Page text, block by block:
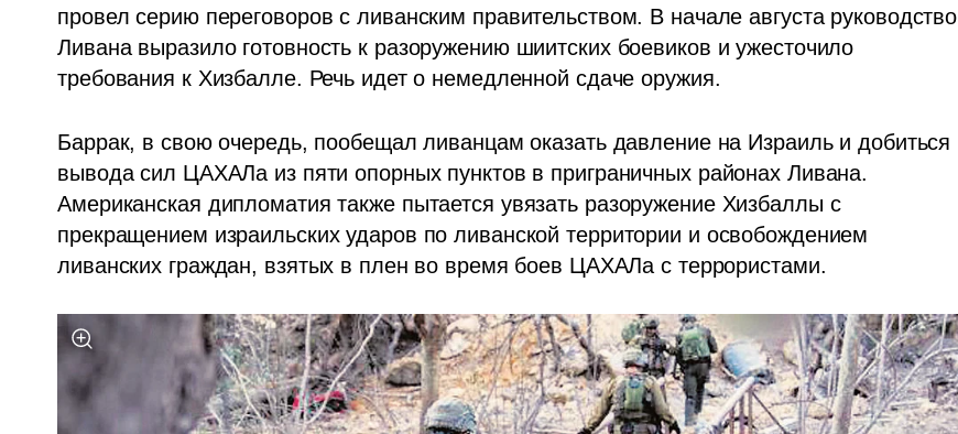
провел серию переговоров с ливанским правительством. В начале августа руководство
Ливана выразило готовность к разоружению шиитских боевиков и ужесточило
требования к Хизбалле. Речь идет о немедленной сдаче оружия.
Баррак, в свою очередь, пообещал ливанцам оказать давление на Израиль и добиться
вывода сил ЦАХАЛа из пяти опорных пунктов в приграничных районах Ливана.
Американская дипломатия также пытается увязать разоружение Хизбаллы с
прекращением израильских ударов по ливанской территории и освобождением
ливанских граждан, взятых в плен во время боев ЦАХАЛа с террористами.